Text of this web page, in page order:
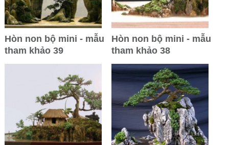
Hòn non bộ mini - mẫu
tham khảo 39
Hòn non bộ mini - mẫu
tham khảo 38